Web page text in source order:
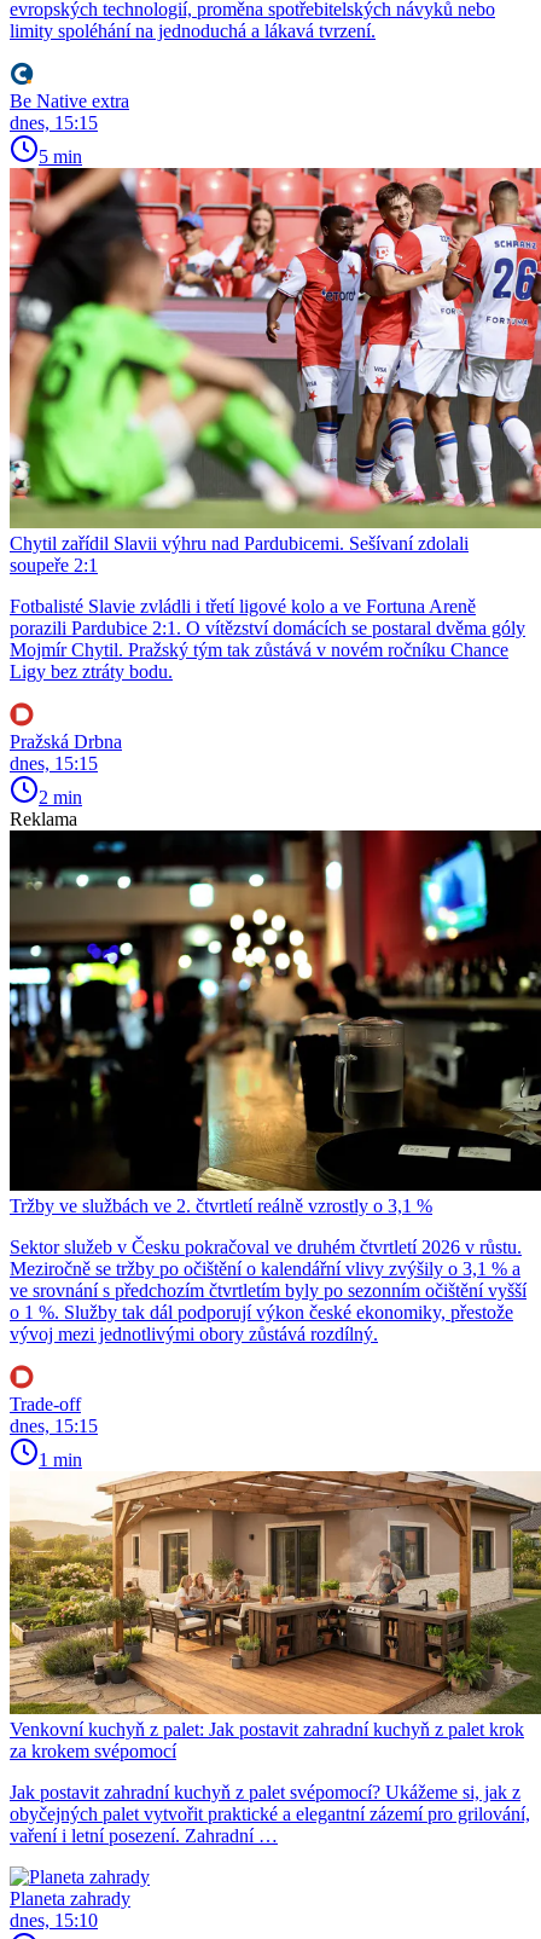
evropských technologií, proměna spotřebitelských návyků nebo
limity spoléhání na jednoduchá a lákavá tvrzení.
Be Native extra
dnes, 15:15
5 min
Chytil zařídil Slavii výhru nad Pardubicemi. Sešívaní zdolali
soupeře 2:1
Fotbalisté Slavie zvládli i třetí ligové kolo a ve Fortuna Areně
porazili Pardubice 2:1. O vítězství domácích se postaral dvěma góly
Mojmír Chytil. Pražský tým tak zůstává v novém ročníku Chance
Ligy bez ztráty bodu.
Pražská Drbna
dnes, 15:15
2 min
Reklama
Tržby ve službách ve 2. čtvrtletí reálně vzrostly o 3,1 %
Sektor služeb v Česku pokračoval ve druhém čtvrtletí 2026 v růstu.
Meziročně se tržby po očištění o kalendářní vlivy zvýšily o 3,1 % a
ve srovnání s předchozím čtvrtletím byly po sezonním očištění vyšší
o 1 %. Služby tak dál podporují výkon české ekonomiky, přestože
vývoj mezi jednotlivými obory zůstává rozdílný.
Trade-off
dnes, 15:15
1 min
Venkovní kuchyň z palet: Jak postavit zahradní kuchyň z palet krok
za krokem svépomocí
Jak postavit zahradní kuchyň z palet svépomocí? Ukážeme si, jak z
obyčejných palet vytvořit praktické a elegantní zázemí pro grilování,
vaření i letní posezení. Zahradní …
Planeta zahrady
dnes, 15:10